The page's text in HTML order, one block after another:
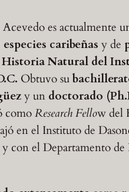
es actualmente
especies caribeñas y de
Natural del
Obtuvo su
y un doctorado
comoResearch Fellow del
en el Instituto de
con el Departamento